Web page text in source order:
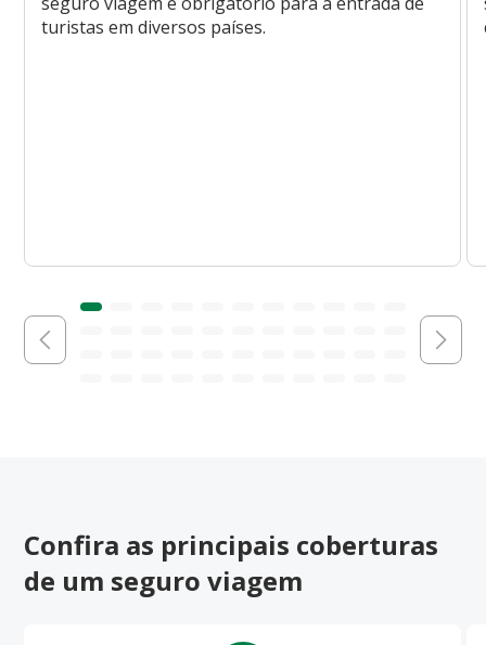
turistas em diversos países.
Confira as principais coberturas
de um seguro viagem